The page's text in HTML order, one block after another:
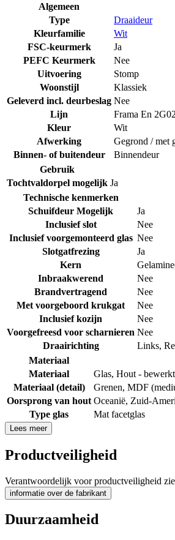
Algemeen
Type
Draaideur
Kleurfamilie
Wit
FSC-keurmerk
Ja
PEFC Keurmerk
Nee
Uitvoering
Stomp
Woonstijl
Klassiek
Geleverd incl. deurbeslag Nee
Lijn
Frama En 2G02
Kleur
Wit
Afwerking
Gegrond / met
Binnen- of buitendeur
Binnendeur
Gebruik
Tochtvaldorpel mogelijk Ja
Technische kenmerken
Schuifdeur Mogelijk
Ja
Inclusief slot
Nee
Inclusief voorgemonteerd glas Nee
Slotgatfrezing
Ja
Kern
Inbraakwerend
Nee
Brandvertragend
Nee
Met voorgeboord krukgat
Nee
Inclusief kozijn
Nee
Voorgefreesd voor scharnieren Nee
Draairichting
Links,
Materiaal
Materiaal
Glas, Hout - bewerkt
Materiaal (detail)
Grenen, MDF
Oorsprong van hout Oceanië, Zuid-
Type glas
Mat facetglas
Lees meer
Productveiligheid
Verantwoordelijk voor productveiligheid zie
informatie over de fabrikant
Duurzaamheid